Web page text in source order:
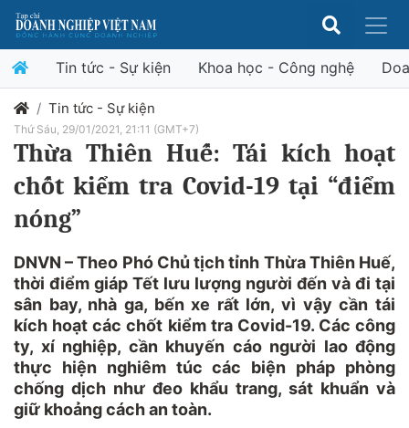
Tin tức - Sự kiện Khoa học - Công nghệ
Tin tức - Sự kiện
Thứ Sáu, 29/01/2021, 21:11 (GMT+7)
Thừa Thiên Huế: Tái kích hoạt
chốt kiểm tra Covid-19 tại “điểm
nóng”
DNVN – Theo Phó Chủ tịch tỉnh Thừa Thiên Huế,
thời điểm giáp Tết lưu lượng người đến và đi tại
sân bay, nhà ga, bến xe rất lớn, vì vậy cần tái
kích hoạt các chốt kiểm tra Covid-19. Các công
ty, xí nghiệp, cần khuyến cáo người lao động
thực hiện nghiêm túc các biện pháp phòng
chống dịch như đeo khẩu trang, sát khuẩn và
giữ khoảng cách an toàn.